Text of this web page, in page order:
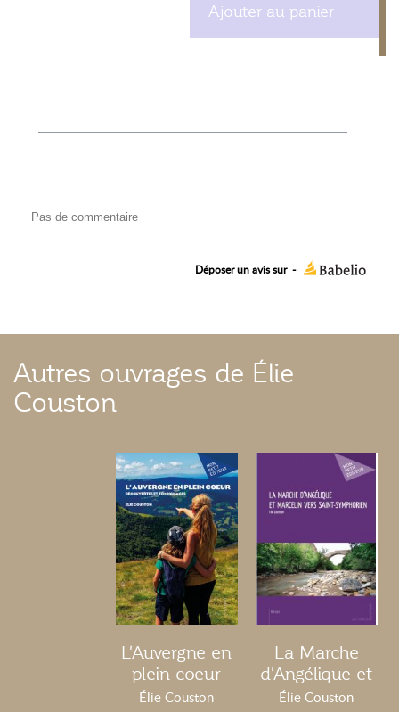
Ajouter au panier
Pas de commentaire
Déposer un avis sur -
Autres ouvrages de Élie
Couston
L'Auvergne en
plein coeur
Élie Couston
La Marche
d'Angélique et
Marcelin vers
Élie Couston